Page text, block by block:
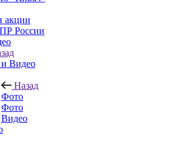
акции
России
Видео
Назад
Фото
Фото
Видео